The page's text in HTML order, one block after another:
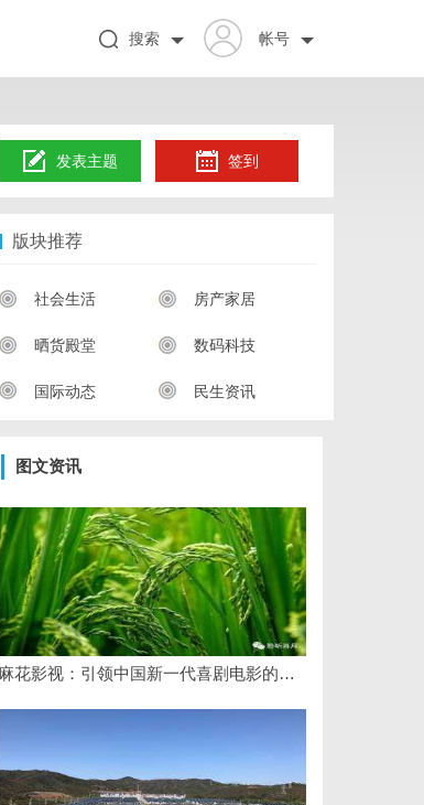
帐号
搜索
发表主题 签到
版块推荐
社会生活 房产家居
晒货殿堂 数码科技
国际动态 民生资讯
图文资讯
麻花影视：引领中国新一代喜剧电影的创新力量